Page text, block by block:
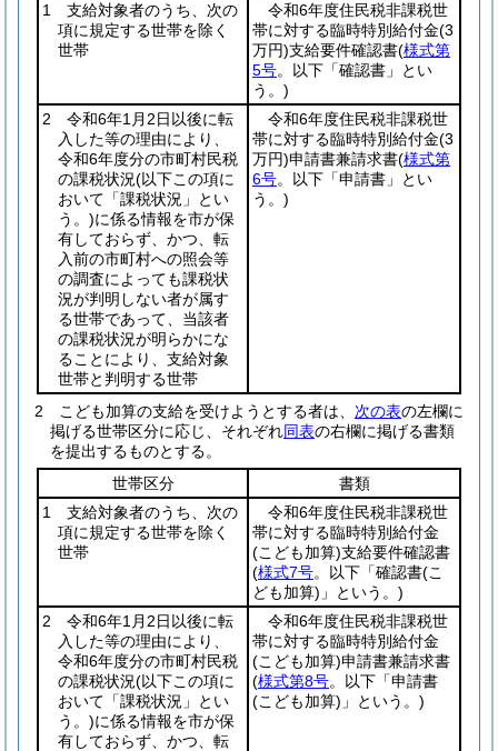
1 支給対象者のうち、次の
項に規定する世帯を除く
世帯
令和6年度住民税非課税世
帯に対する臨時特別給付金(3
万円)支給要件確認書(様式第
5号。以下「確認書」とい
う。)
2 令和6年1月2日以後に転
入した等の理由により、
令和6年度分の市町村民税
の課税状況(以下この項に
おいて「課税状況」とい
う。)に係る情報を市が保
有しておらず、かつ、転
入前の市町村への照会等
の調査によっても課税状
況が判明しない者が属す
る世帯であって、当該者
の課税状況が明らかにな
ることにより、支給対象
世帯と判明する世帯
令和6年度住民税非課税世
帯に対する臨時特別給付金(3
万円)申請書兼請求書(様式第
6号。以下「申請書」とい
う。)
2 こども加算の支給を受けようとする者は、 次の表の左欄に
掲げる世帯区分に応じ、それぞれ同表の右欄に掲げる書類
を提出するものとする。
世帯区分
書類
1 支給対象者のうち、次の
項に規定する世帯を除く
世帯
令和6年度住民税非課税世
帯に対する臨時特別給付金
(こども加算)支給要件確認書
(様式7号。以下「確認書(こ
ども加算) 」という。)
2 令和6年1月2日以後に転
入した等の理由により、
令和6年度分の市町村民税
の課税状況(以下この項に
おいて「課税状況」とい
う。)に係る情報を市が保
有しておらず、かつ、転
令和6年度住民税非課税世
帯に対する臨時特別給付金
(こども加算)申請書兼請求書
(様式第8号。以下「申請書
(こども加算) 」という。)